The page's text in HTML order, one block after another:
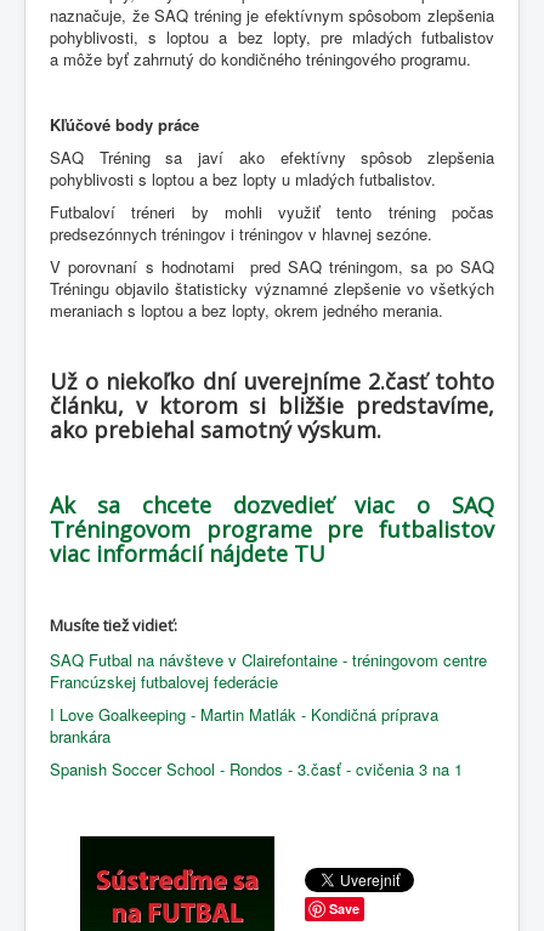
naznačuje, že SAQ tréning je efektívnym spôsobom zlepšenia
pohyblivosti, s loptou a bez lopty, pre mladých futbalistov
a môže byť zahrnutý do kondičného tréningového programu.
Kľúčové body práce
SAQ Tréning sa javí ako efektívny spôsob zlepšenia
pohyblivosti s loptou a bez lopty u mladých futbalistov.
Futbaloví tréneri by mohli využiť tento tréning počas
predsezónnych tréningov i tréningov v hlavnej sezóne.
V porovnaní s hodnotami pred SAQ tréningom, sa po SAQ
Tréningu objavilo štatisticky významné zlepšenie vo všetkých
meraniach s loptou a bez lopty, okrem jedného merania.
Už o niekoľko dní uverejníme 2.časť tohto
článku, v ktorom si bližšie predstavíme,
ako prebiehal samotný výskum.
Ak sa chcete dozvedieť viac o SAQ
Tréningovom programe pre futbalistov
viac informácií nájdete TU
Musíte tiež vidieť:
SAQ Futbal na návšteve v Clairefontaine - tréningovom centre
Francúzskej futbalovej federácie
I Love Goalkeeping - Martin Matlák - Kondičná príprava
brankára
Spanish Soccer School - Rondos - 3.časť - cvičenia 3 na 1
Save